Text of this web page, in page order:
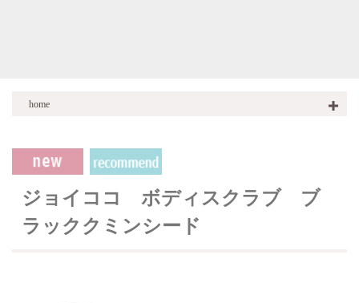
home
ジョイココ ボディスクラブ ブ
ラッククミンシード